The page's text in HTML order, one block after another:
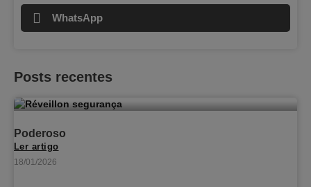
WhatsApp
Posts recentes
Poderoso
Ler artigo
18/01/2026